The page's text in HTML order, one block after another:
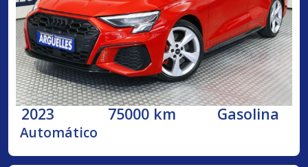
2023 75000 km Gasolina
Automático